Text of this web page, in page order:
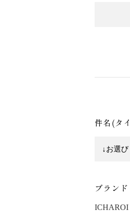
件名(タ
ブランド
ICHAROI